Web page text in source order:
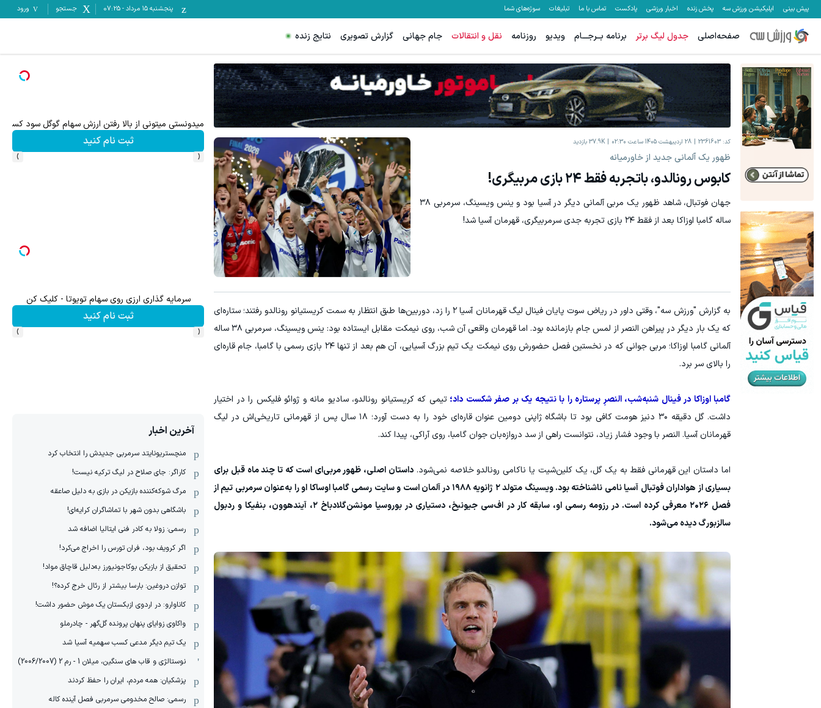
پیش بینی اپلیکیشن ورزش سه پخش زنده اخبار ورزشی پادکست تماس با ما تبلیغات سوژه‌های شما پنجشنبه ۱۵ مرداد -
07:25 جستجو ورود
صفحه‌اصلی جدول لیگ برتر برنامه بــرجـــام ویدیو روزنامه نقل و انتقالات جام جهانی گزارش تصویری نتایج زنده
کد: 2361603 28 اردیبهشت 1405 ساعت 02:30 37.9K بازدید
ظهور یک آلمانی جدید از خاورمیانه
کابوس رونالدو، باتجربه فقط ۲۴ بازی مربیگری!
جهان فوتبال، شاهد ظهور یک مربی آلمانی دیگر در آسیا بود و ینس ویسینگ، سرمربی ۳۸
ساله گامبا اوزاکا بعد از فقط ۲۴ بازی تجربه جدی سرمربیگری، قهرمان آسیا شد!
به گزارش "ورزش سه"، وقتی داور در ریاض سوت پایان فینال لیگ قهرمانان آسیا ۲ را زد، دوربین‌ها طبق انتظار به سمت کریستیانو رونالدو رفتند؛ ستاره‌ای
که یک بار دیگر در پیراهن النصر از لمس جام بازمانده بود. اما قهرمان واقعی آن شب، روی نیمکت مقابل ایستاده بود: ینس ویسینگ، سرمربی ۳۸ ساله
آلمانی گامبا اوزاکا؛ مربی جوانی که در نخستین فصل حضورش روی نیمکت یک تیم بزرگ آسیایی، آن هم بعد از تنها ۲۴ بازی رسمی با گامبا، جام قاره‌ای
را بالای سر برد.
گامبا اوزاکا در فینال شنبه‌شب، النصرِ پرستاره را با نتیجه یک بر صفر شکست داد؛تیمی که کریستیانو رونالدو، سادیو مانه و ژوائو فلیکس را در اختیار
داشت. گل دقیقه ۳۰ دنیز هومت کافی بود تا باشگاه ژاپنی دومین عنوان قاره‌ای خود را به دست آورد؛ ۱۸ سال پس از قهرمانی تاریخی‌اش در لیگ
قهرمانان آسیا. النصر با وجود فشار زیاد، نتوانست راهی از سد دروازه‌بان جوان گامبا، روی آراکی، پیدا کند.
اما داستان این قهرمانی فقط به یک گل، یک کلین‌شیت یا ناکامی رونالدو خلاصه نمی‌شود. داستان اصلی، ظهور مربی‌ای است که تا چند ماه قبل برای
بسیاری از هواداران فوتبال آسیا نامی ناشناخته بود. ویسینگ متولد ۲ ژانویه ۱۹۸۸ در آلمان است و سایت رسمی گامبا اوساکا او را به‌عنوان سرمربی تیم از
فصل ۲۰۲۶ معرفی کرده است. در رزومه رسمی او، سابقه کار در اف‌سی جیونبخ، دستیاری در بوروسیا مونشن‌گلادباخ ۲، آیندهوون، بنفیکا و ردبول
سالزبورگ دیده می‌شود.
میدونستی میتونی از بالا رفتن ارزش سهام گوگل سود کسب کنی؟
ثبت نام کنید
ترید XAUUSD با اسپرد از صفر پیپ
ثبت نام کنید
‹
›
ثبت نام کنید ثبت نام کنید
۳ دلار پاداش در هر لات معاملاتی در بروکر اینوسلو
ثبت نام کنید
‹
›
آخرین اخبار
منچستریونایتد سرمربی جدیدش را انتخاب کرد
کاراگر: جای صلاح در لیگ ترکیه نیست!
مرگ شوکه‌کننده بازیکن در بازی به دلیل صاعقه
باشگاهی بدون شهر با تماشاگران کرایه‌ای!
رسمی: زولا به کادر فنی ایتالیا اضافه شد
اگر کرویف بود، فران تورس را اخراج می‌کرد!
تحقیق از بازیکن بوکاجونیورز به‌دلیل قاچاق مواد!
توازن دروغین: بارسا بیشتر از رئال خرج کرده؟!
کاناوارو: در اردوی ازبکستان یک موش حضور داشت!
واکاوی زوایای پنهان پرونده گل‌گهر - چادرملو
یک تیم دیگر مدعی کسب سهمیه آسیا شد
نوستالژی و قاب های سنگین، میلان 1 - رم 2 (2006/2007)
پزشکیان: همه مردم، ایران را حفظ کردند
رسمی: صالح مخدومی سرمربی فصل آینده کاله